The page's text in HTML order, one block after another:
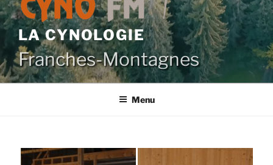
LA CYNOLOGIE
Franches-Montagnes
Menu